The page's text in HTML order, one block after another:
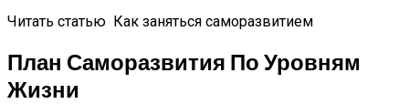
Читать статью Как заняться саморазвитием
План Саморазвития По Уровням
Жизни